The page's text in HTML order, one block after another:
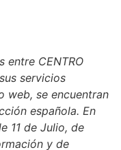
entre CENTRO
servicios
web, se encuentran
española. En
11 de Julio, de
y de